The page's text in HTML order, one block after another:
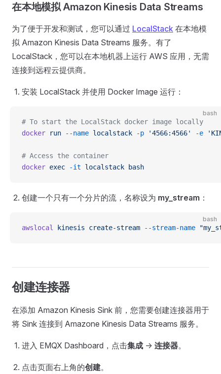
在本地模拟 Amazon Kinesis Data Streams
为了便于开发和测试，您可以通过 LocalStack 在本地模
拟 Amazon Kinesis Data Streams 服务。有了
LocalStack，您可以在本地机器上运行 AWS 应用，无需
连接到远程云提供商。
安装 LocalStack 并使用 Docker Image 运行：
bash
# To start the LocalStack docker image locally
docker run --name localstack -p '4566:4566' -e
# Access the container
docker exec -it localstack bash
创建一个只有一个分片的流，名称设为 my_stream ：
bash
awslocal kinesis create-stream --stream-name
创建连接器
在添加 Amazon Kinesis Sink 前，您需要创建连接器用于
将 Sink 连接到 Amazone Kinesis Data Streams 服务。
进入 EMQX Dashboard，点击集成 -> 连接器。
点击页面右上角的创建。